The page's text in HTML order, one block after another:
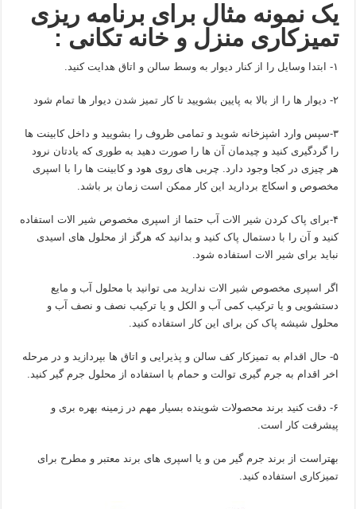
یک نمونه مثال برای برنامه ریزی
تمیزکاری منزل و خانه تکانی :
۱- ابتدا وسایل را از کنار دیوار به وسط سالن و اتاق هدایت کنید.
۲- دیوار ها را از بالا به پایین بشویید تا کار تمیز شدن دیوار ها تمام شود
۳-سپس وارد اشپزخانه شوید و تمامی ظروف را بشویید و داخل کابینت ها
را گردگیری کنید و چیدمان آن ها را صورت دهید به طوری که یادتان نرود
هر چیزی در کجا وجود دارد. چربی های روی هود و کابینت ها را با اسپری
مخصوص و اسکاچ بردارید این کار ممکن است زمان بر باشد.
۴-برای پاک کردن شیر الات آب حتما از اسپری مخصوص شیر الات استفاده
کنید و آن را با دستمال پاک کنید و بدانید که هرگز از محلول های اسیدی
نباید برای شیر الات استفاده شود.
اگر اسپری مخصوص شیر الات ندارید می توانید با محلول آب و مایع
دستشویی و یا ترکیب کمی آب و الکل و یا ترکیب نصف و نصف آب و
محلول شیشه پاک کن برای این کار استفاده کنید.
۵- حال اقدام به تمیزکار کف سالن و پذیرایی و اتاق ها بپردازید و در مرحله
اخر اقدام به جرم گیری توالت و حمام با استفاده از محلول جرم گیر کنید.
۶- دقت کنید برند محصولات شوینده بسیار مهم در زمینه بهره بری و
پیشرفت کار است.
بهتراست از برند جرم گیر من و یا اسپری های برند معتبر و مطرح برای
تمیزکاری استفاده کنید.